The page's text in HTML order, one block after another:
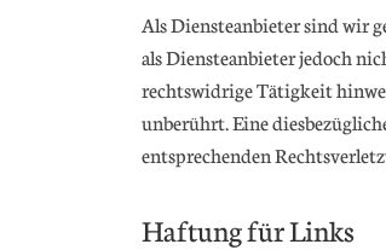
Als Diensteanbieter sind wir
als Diensteanbieter jedoch
rechtswidrige Tätigkeit
unberührt. Eine
entsprechenden
Haftung für Links